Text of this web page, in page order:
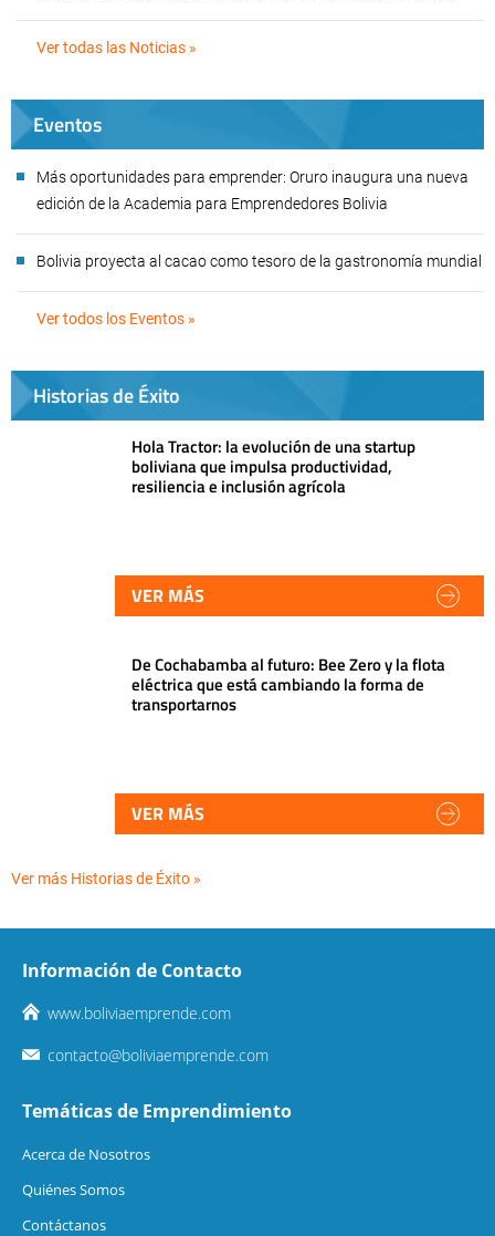
Ver todas las Noticias »
Eventos
Más oportunidades para emprender: Oruro inaugura una nueva
edición de la Academia para Emprendedores Bolivia
Bolivia proyecta al cacao como tesoro de la gastronomía mundial
Ver todos los Eventos »
Historias de Éxito
Hola Tractor: la evolución de una startup
boliviana que impulsa productividad,
resiliencia e inclusión agrícola
VER MÁS
De Cochabamba al futuro: Bee Zero y la flota
eléctrica que está cambiando la forma de
transportarnos
VER MÁS
Ver más Historias de Éxito »
Información de Contacto
www.boliviaemprende.com
contacto@boliviaemprende.com
Temáticas de Emprendimiento
Acerca de Nosotros
Quiénes Somos
Contáctanos